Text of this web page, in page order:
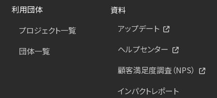
利用団体
プロジェクト一覧
団体一覧
資料
アップデート
ヘルプセンター
顧客満足度調査（NPS）
インパクトレポート